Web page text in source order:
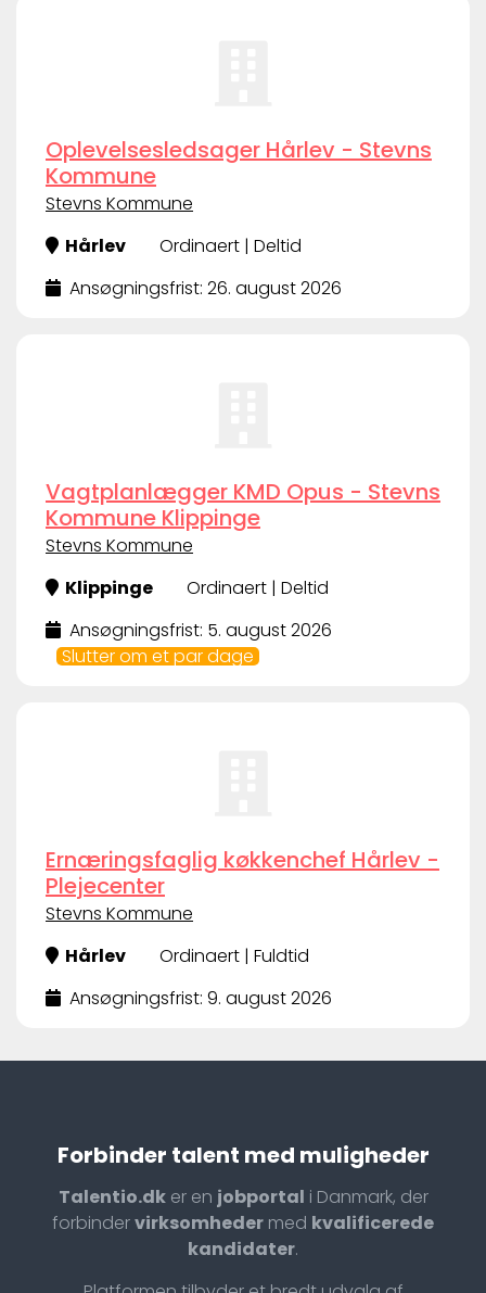
Oplevelsesledsager Hårlev - Stevns
Kommune
Stevns Kommune
Hårlev
Ordinaert | Deltid
Ansøgningsfrist: 26. august 2026
Vagtplanlægger KMD Opus - Stevns
Kommune Klippinge
Stevns Kommune
Klippinge
Ordinaert | Deltid
Ansøgningsfrist: 5. august 2026
Slutter om et par dage
Ernæringsfaglig køkkenchef Hårlev -
Plejecenter
Stevns Kommune
Hårlev
Ordinaert | Fuldtid
Ansøgningsfrist: 9. august 2026
Forbinder talent med muligheder
Talentio.dker en jobportal i Danmark, der
forbindervirksomheder med kvalificerede
kandidater.